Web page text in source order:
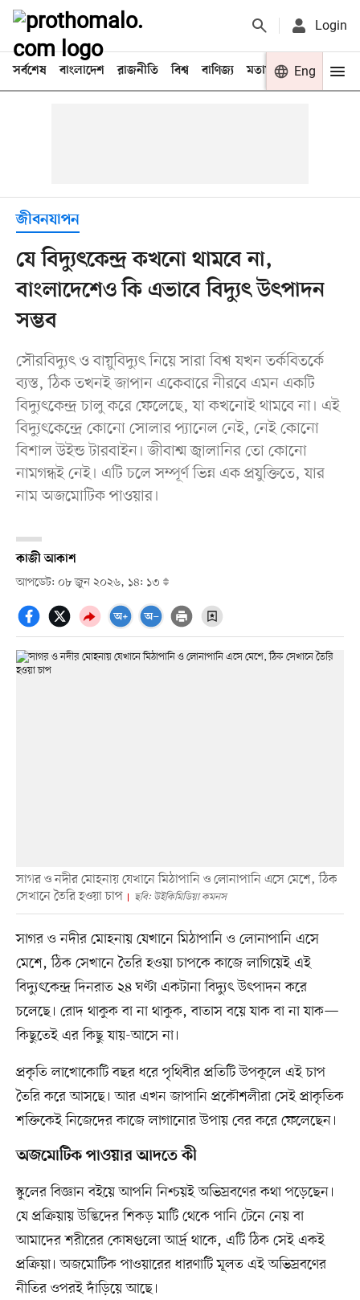
Login
সর্বশেষ বাংলাদেশ রাজনীতি বিশ্ব বাণিজ্য মতামত খেলা
Eng
জীবনযাপন
যে বিদ্যুৎকেন্দ্র কখনো থামবে না,
বাংলাদেশেও কি এভাবে বিদ্যুৎ উৎপাদন
সম্ভব
সৌরবিদ্যুৎ ও বায়ুবিদ্যুৎ নিয়ে সারা বিশ্ব যখন তর্কবিতর্কে
ব্যস্ত, ঠিক তখনই জাপান একেবারে নীরবে এমন একটি
বিদ্যুৎকেন্দ্র চালু করে ফেলেছে, যা কখনোই থামবে না। এই
বিদ্যুৎকেন্দ্রে কোনো সোলার প্যানেল নেই, নেই কোনো
বিশাল উইন্ড টারবাইন। জীবাশ্ম জ্বালানির তো কোনো
নামগন্ধই নেই। এটি চলে সম্পূর্ণ ভিন্ন এক প্রযুক্তিতে, যার
নাম অজমোটিক পাওয়ার।
কাজী আকাশ
আপডেট: ০৮ জুন ২০২৬, ১৪: ১৩
সাগর ও নদীর মোহনায় যেখানে মিঠাপানি ও লোনাপানি এসে মেশে, ঠিক
সেখানে তৈরি হওয়া চাপ
ছবি: উইকিমিডিয়া কমনস
সাগর ও নদীর মোহনায় যেখানে মিঠাপানি ও লোনাপানি এসে
মেশে, ঠিক সেখানে তৈরি হওয়া চাপকে কাজে লাগিয়েই এই
বিদ্যুৎকেন্দ্র দিনরাত ২৪ ঘণ্টা একটানা বিদ্যুৎ উৎপাদন করে
চলেছে। রোদ থাকুক বা না থাকুক, বাতাস বয়ে যাক বা না যাক—
কিছুতেই এর কিছু যায়-আসে না।
প্রকৃতি লাখোকোটি বছর ধরে পৃথিবীর প্রতিটি উপকূলে এই চাপ
তৈরি করে আসছে। আর এখন জাপানি প্রকৌশলীরা সেই প্রাকৃতিক
শক্তিকেই নিজেদের কাজে লাগানোর উপায় বের করে ফেলেছেন।
অজমোটিক পাওয়ার আদতে কী
স্কুলের বিজ্ঞান বইয়ে আপনি নিশ্চয়ই অভিস্রবণের কথা পড়েছেন।
যে প্রক্রিয়ায় উদ্ভিদের শিকড় মাটি থেকে পানি টেনে নেয় বা
আমাদের শরীরের কোষগুলো আর্দ্র থাকে, এটি ঠিক সেই একই
প্রক্রিয়া। অজমোটিক পাওয়ারের ধারণাটি মূলত এই অভিস্রবণের
নীতির ওপরই দাঁড়িয়ে আছে।